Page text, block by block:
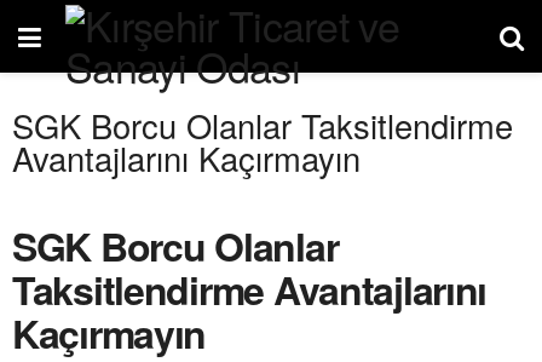
SGK Borcu Olanlar Taksitlendirme
Avantajlarını Kaçırmayın
SGK Borcu Olanlar
Taksitlendirme Avantajlarını
Kaçırmayın